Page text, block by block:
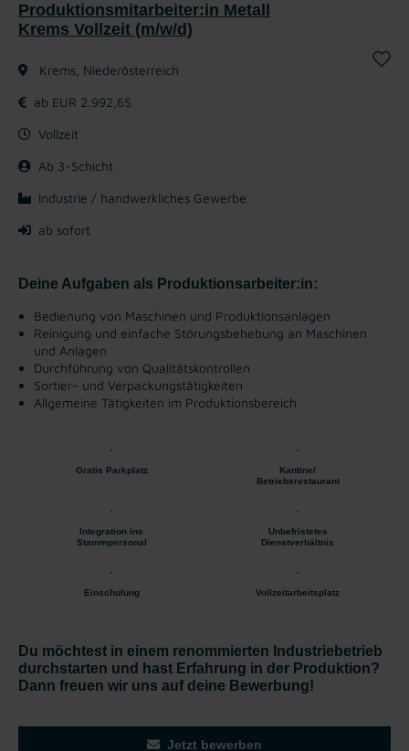
Produktionsmitarbeiter:in Metall
Krems Vollzeit (m/w/d)
Krems, Niederösterreich
ab EUR 2.992,65
Vollzeit
Ab 3-Schicht
Industrie / handwerkliches Gewerbe
ab sofort
Deine Aufgaben als Produktionsarbeiter:in:
Bedienung von Maschinen und Produktionsanlagen
Reinigung und einfache Störungsbehebung an Maschinen
und Anlagen
Durchführung von Qualitätskontrollen
Sortier- und Verpackungstätigkeiten
Allgemeine Tätigkeiten im Produktionsbereich
Gratis Parkplatz
Kantine/
Betriebsrestaurant
Integration ins
Stammpersonal
Unbefristetes
Dienstverhältnis
Einschulung Vollzeitarbeitsplatz
Du möchtest in einem renommierten Industriebetrieb
durchstarten und hast Erfahrung in der Produktion?
Dann freuen wir uns auf deine Bewerbung!
Jetzt bewerben